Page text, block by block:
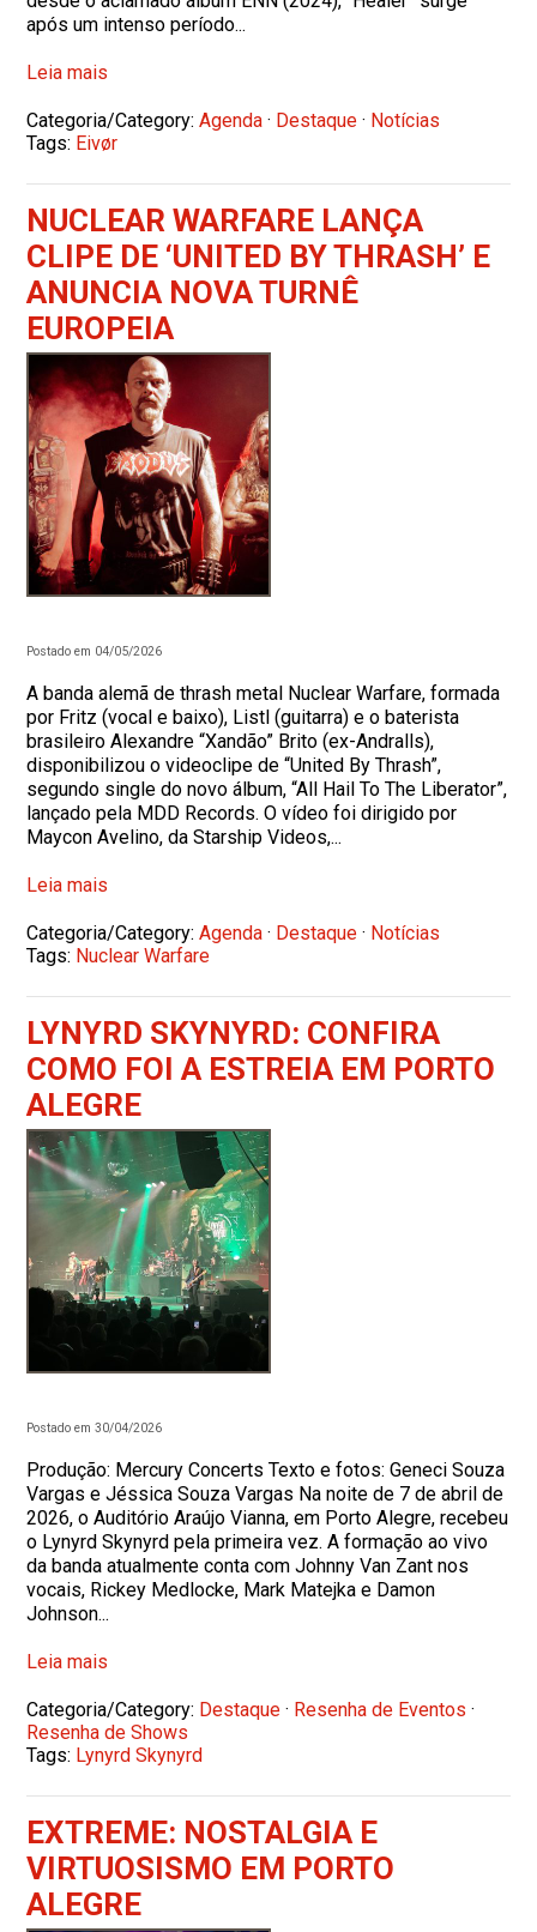
após um intenso período...
Leia mais
Categoria/Category:Agenda · Destaque · Notícias
Tags: Eivør
NUCLEAR WARFARE LANÇA
CLIPE DE ‘UNITED BY THRASH’ E
ANUNCIA NOVA TURNÊ
EUROPEIA
Postado em 04/05/2026
A banda alemã de thrash metal Nuclear Warfare, formada
por Fritz (vocal e baixo), Listl (guitarra) e o baterista
brasileiro Alexandre “Xandão” Brito (ex-Andralls),
disponibilizou o videoclipe de “United By Thrash”,
segundo single do novo álbum, “All Hail To The Liberator”,
lançado pela MDD Records. O vídeo foi dirigido por
Maycon Avelino, da Starship Videos,...
Leia mais
Categoria/Category:Agenda · Destaque · Notícias
Tags: Nuclear Warfare
LYNYRD SKYNYRD: CONFIRA
COMO FOI A ESTREIA EM PORTO
ALEGRE
Postado em 30/04/2026
Produção: Mercury Concerts Texto e fotos: Geneci Souza
Vargas e Jéssica Souza Vargas Na noite de 7 de abril de
2026, o Auditório Araújo Vianna, em Porto Alegre, recebeu
o Lynyrd Skynyrd pela primeira vez. A formação ao vivo
da banda atualmente conta com Johnny Van Zant nos
vocais, Rickey Medlocke, Mark Matejka e Damon
Johnson...
Leia mais
Categoria/Category: Destaque · Resenha de Eventos ·
Resenha de Shows
Tags: Lynyrd Skynyrd
EXTREME: NOSTALGIA E
VIRTUOSISMO EM PORTO
ALEGRE